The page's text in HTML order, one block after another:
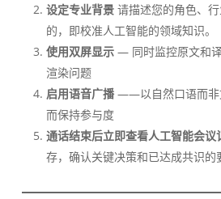
设定专业背景请描述您的角色、
的，即校准人工智能的领域知识。
使用双屏显示— 同时监控原文和
渲染问题
启用语音广播——以自然口语而非
而保持参与度
通话结束后立即查看人工智能会议
存，确认关键决策和已达成共识的